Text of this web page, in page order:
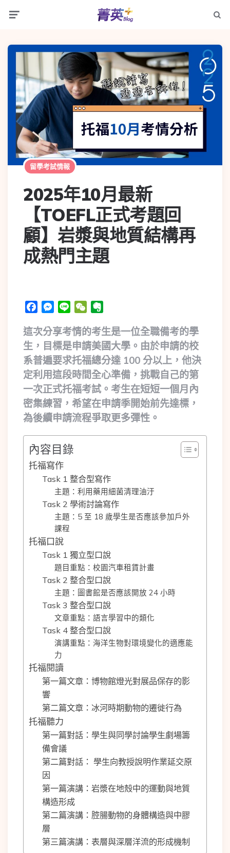
留學考試情報
2025年10月最新
【TOEFL正式考題回
顧】岩漿與地質結構再
成熱門主題
FacebookMessenger
Line WeChat
這次分享考情的考生是一位全職備考的學
生，目標是申請美國大學。由於申請的校
系普遍要求托福總分達 100 分以上，他決
定利用這段時間全心準備，挑戰自己的第
一次正式托福考試。考生在短短一個月內
密集練習，希望在申請季開始前先達標，
為後續申請流程爭取更多彈性。
內容目錄
托福寫作
Task 1 整合型寫作
主題：利用藥用細菌清理油汙
Task 2 學術討論寫作
主題：5 至 18 歲學生是否應該參加戶外
課程
托福口說
Task 1 獨立型口說
題目重點：校園汽車租賃計畫
Task 2 整合型口說
主題：圖書館是否應該開放 24 小時
Task 3 整合型口說
文章重點：語言學習中的類化
Task 4 整合型口說
演講重點：海洋生物對環境變化的適應能
力
托福閱讀
第一篇文章：博物館燈光對展品保存的影
響
第二篇文章：冰河時期動物的遷徙行為
托福聽力
第一篇對話：學生與同學討論學生劇場籌
備會議
第二篇對話： 學生向教授說明作業延交原
因
第一篇演講：岩漿在地殼中的運動與地質
構造形成
第二篇演講：腔腸動物的身體構造與中膠
層
第三篇演講：表層與深層洋流的形成機制